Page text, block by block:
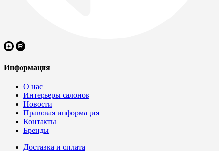
Информация
О нас
Интерьеры салонов
Новости
Правовая информация
Контакты
Бренды
Доставка и оплата